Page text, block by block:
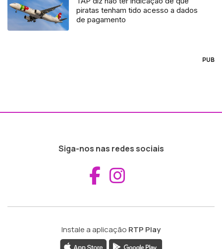
piratas tenham tido acesso a dados
de pagamento
PUB
Siga-nos nas redes sociais
Aceder ao
Instale a aplicação RTP Play